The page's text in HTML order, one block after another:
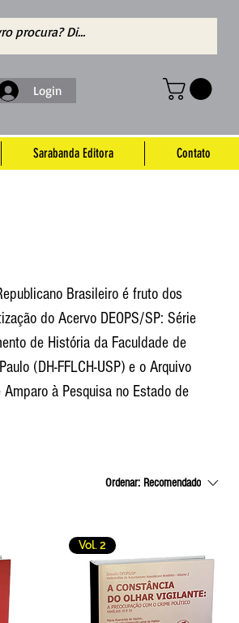
Login
Sarabanda Editora Contato
Brasileiro é fruto dos
do Acervo DEOPS/SP: Série
de História da Faculdade de
(DH-FFLCH-USP) e o Arquivo
à Pesquisa no Estado de
Ordenar: Recomendado
Vol. 2